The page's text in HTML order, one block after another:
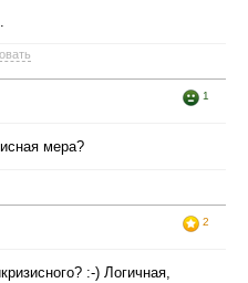
1
мера?
2
:-) Логичная,